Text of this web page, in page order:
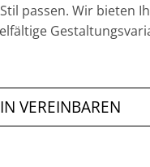
passen. Wir bieten
VEREINBAREN